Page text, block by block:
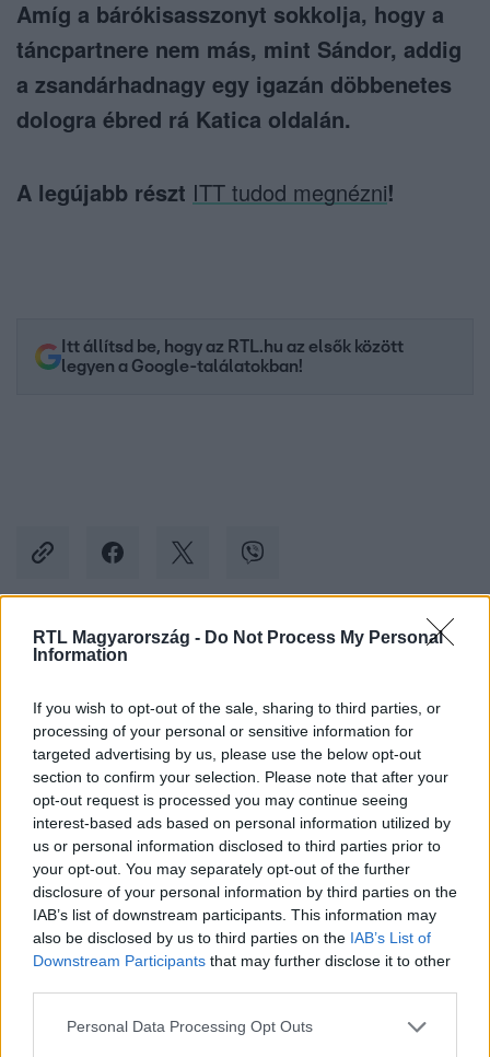
RTL Magyarország - Do Not Process My Personal
Information
If you wish to opt-out of the sale, sharing to third parties, or
processing of your personal or sensitive information for
targeted advertising by us, please use the below opt-out
section to confirm your selection. Please note that after your
opt-out request is processed you may continue seeing
interest-based ads based on personal information utilized by
us or personal information disclosed to third parties prior to
your opt-out. You may separately opt-out of the further
disclosure of your personal information by third parties on the
IAB’s list of downstream participants. This information may
also be disclosed by us to third parties on the IAB’s List of
Downstream Participants that may further disclose it to other
Please note that this website/app uses one or more Google
Personal Data Processing Opt Outs
Amíg a bárókisasszonyt sokkolja, hogy a
táncpartnere nem más, mint Sándor, addig
a zsandárhadnagy egy igazán döbbenetes
dologra ébred rá Katica oldalán.
A legújabb részt ITT tudod megnézni!
Itt állítsd be, hogy az RTL.hu az elsők között
legyen a Google-találatokban!
Kövess minket, és értesülj a friss hírekről a
Követem
BÁTRAK FÖLDJE ADÁSRÉSZLETEK # JELMEZBÁL
#MEGLEPETÉS #ÉRZELMEK # TORZSA SÁNDOR
#KENDERES CSABA #ROKOCZAY ANNA #SZÁSZ JÚLIA
#CSIZMADIA IMRE #BÁRNAI PÉTER #LITAUSZKY LILLA
BODZA KATICA # SOROZAT #TELENOVELLA